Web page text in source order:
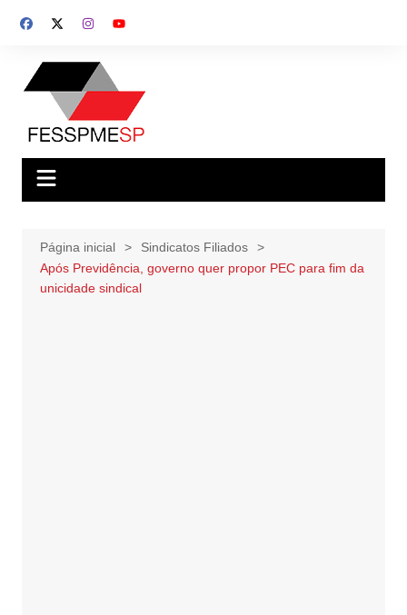
para
conteúdo
Página inicial
Sindicatos Filiados
Após Previdência, governo quer propor PEC para fim da
unicidade sindical